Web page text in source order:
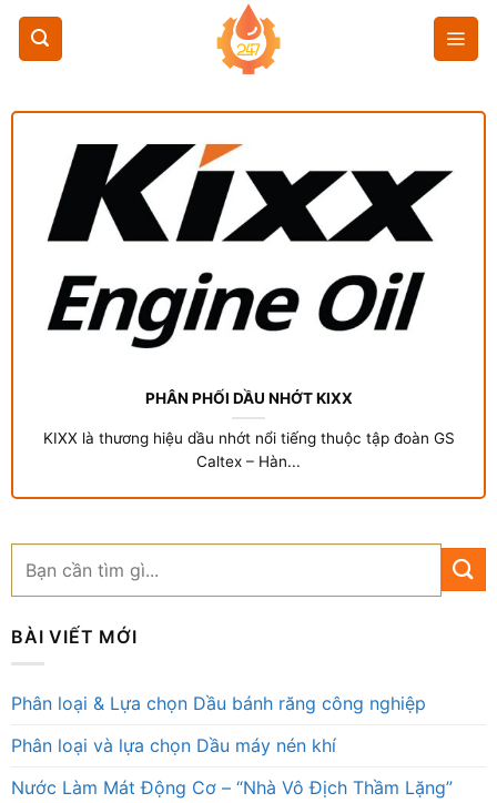
Chuyển
nội
PHÂN PHỐI DẦU NHỚT KIXX
KIXX là thương hiệu dầu nhớt nổi tiếng thuộc tập đoàn GS
Caltex – Hàn...
BÀI VIẾT MỚI
Phân loại & Lựa chọn Dầu bánh răng công nghiệp
Phân loại và lựa chọn Dầu máy nén khí
Nước Làm Mát Động Cơ – “Nhà Vô Địch Thầm Lặng”